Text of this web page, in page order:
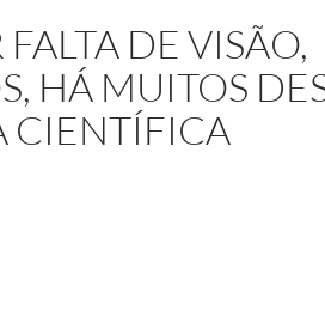
DE VISÃO,
HÁ MUITOS
CIENTÍFICA